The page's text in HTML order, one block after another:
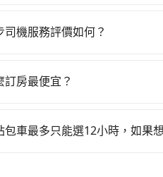
鍵查價，即時試算您包車費
司機服務評價如何？
順暢和舒適。」
訂房最便宜？
位、人數、特殊需求來搜尋
包車最多只能選12小時，如果